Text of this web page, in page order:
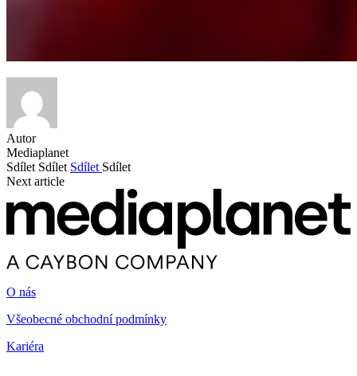
Autor
Mediaplanet
Sdílet Sdílet Sdílet Sdílet
Next article
O nás
Všeobecné obchodní podmínky
Kariéra